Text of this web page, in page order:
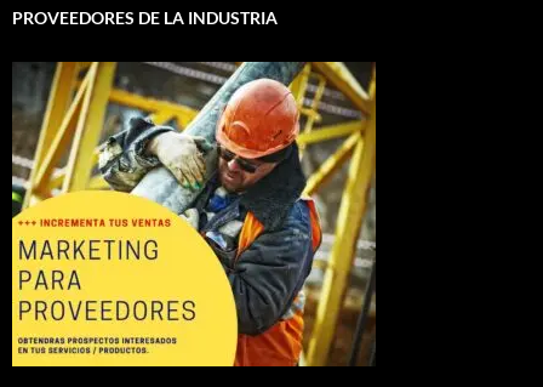
PROVEEDORES DE LA INDUSTRIA